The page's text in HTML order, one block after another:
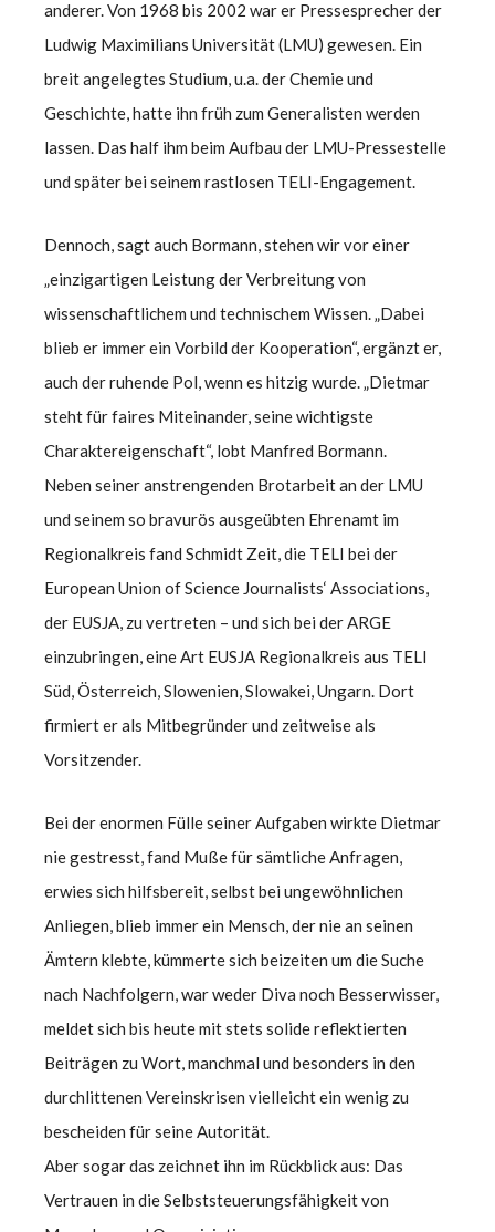
anderer. Von 1968 bis 2002 war er Pressesprecher der
Ludwig Maximilians Universität (LMU) gewesen. Ein
breit angelegtes Studium, u.a. der Chemie und
Geschichte, hatte ihn früh zum Generalisten werden
lassen. Das half ihm beim Aufbau der LMU-Pressestelle
und später bei seinem rastlosen TELI-Engagement.
Dennoch, sagt auch Bormann, stehen wir vor einer
„einzigartigen Leistung der Verbreitung von
wissenschaftlichem und technischem Wissen. „Dabei
blieb er immer ein Vorbild der Kooperation“, ergänzt er,
auch der ruhende Pol, wenn es hitzig wurde. „Dietmar
steht für faires Miteinander, seine wichtigste
Charaktereigenschaft“, lobt Manfred Bormann.
Neben seiner anstrengenden Brotarbeit an der LMU
und seinem so bravurös ausgeübten Ehrenamt im
Regionalkreis fand Schmidt Zeit, die TELI bei der
European Union of Science Journalists‘ Associations,
der EUSJA, zu vertreten – und sich bei der ARGE
einzubringen, eine Art EUSJA Regionalkreis aus TELI
Süd, Österreich, Slowenien, Slowakei, Ungarn. Dort
firmiert er als Mitbegründer und zeitweise als
Vorsitzender.
Bei der enormen Fülle seiner Aufgaben wirkte Dietmar
nie gestresst, fand Muße für sämtliche Anfragen,
erwies sich hilfsbereit, selbst bei ungewöhnlichen
Anliegen, blieb immer ein Mensch, der nie an seinen
Ämtern klebte, kümmerte sich beizeiten um die Suche
nach Nachfolgern, war weder Diva noch Besserwisser,
meldet sich bis heute mit stets solide reflektierten
Beiträgen zu Wort, manchmal und besonders in den
durchlittenen Vereinskrisen vielleicht ein wenig zu
bescheiden für seine Autorität.
Aber sogar das zeichnet ihn im Rückblick aus: Das
Vertrauen in die Selbststeuerungsfähigkeit von